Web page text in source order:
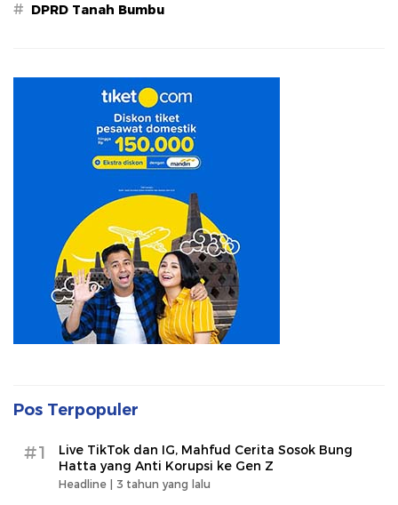
# DPRD Tanah Bumbu
Pos Terpopuler
#1
Live TikTok dan IG, Mahfud Cerita Sosok Bung
Hatta yang Anti Korupsi ke Gen Z
Headline | 3 tahun yang lalu